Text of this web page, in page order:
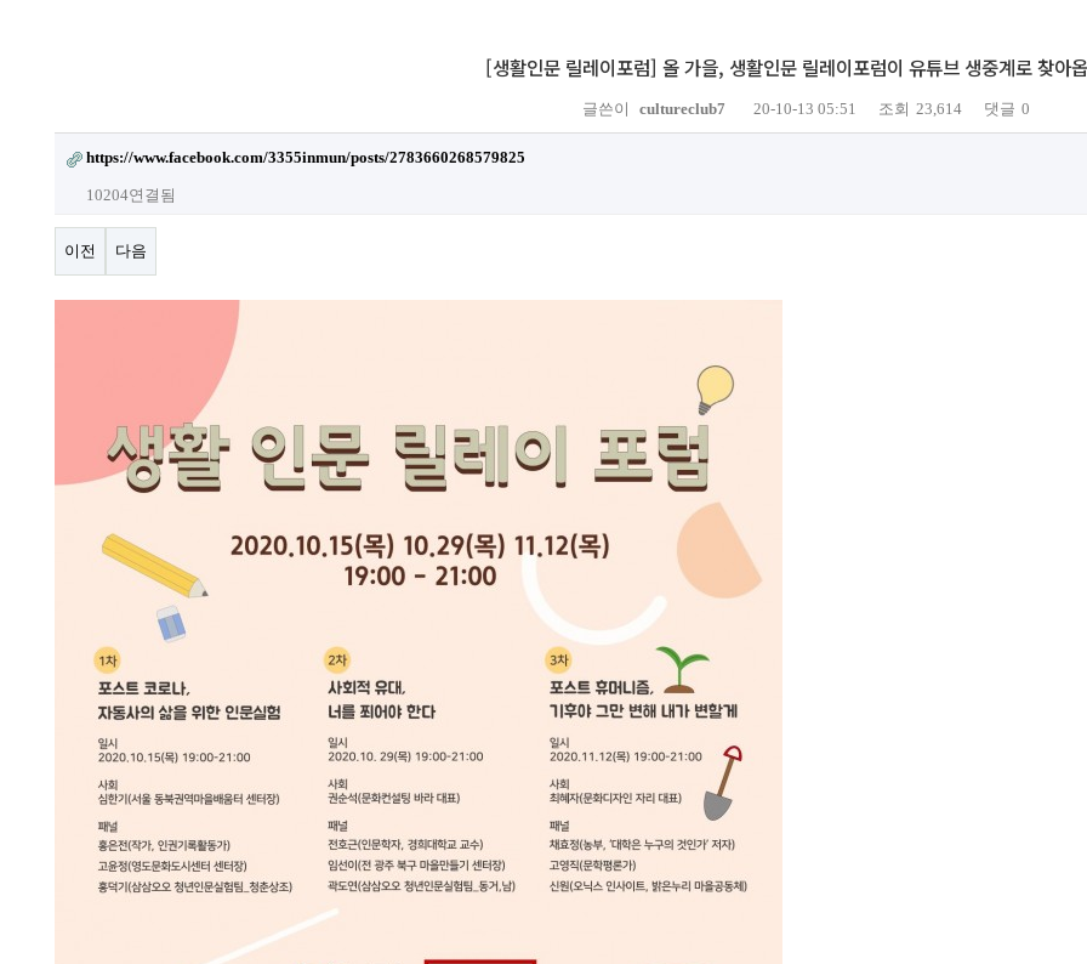
[생활인문 릴레이포럼] 올 가을, 생활인문 릴레이포럼이 유튜브 생중계로 찾아
글쓴이 cultureclub7 20-10-13 05:51 조회 23,614 댓글 0
https://www.facebook.com/3355inmun/posts/2783660268579825
10204연결됨
이전 다음